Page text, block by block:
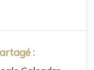
: